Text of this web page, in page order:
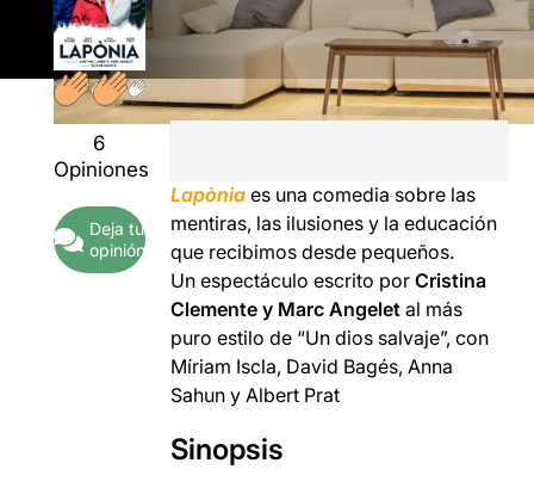
6
Opiniones
Deja tu
opinión
Lapònia es una comedia sobre las
mentiras, las ilusiones y la educación
que recibimos desde pequeños.
Un espectáculo escrito porCristina
Clemente y Marc Angelet al más
puro estilo de “Un dios salvaje”, con
Míriam Iscla, David Bagés, Anna
Sahun y Albert Prat
Sinopsis